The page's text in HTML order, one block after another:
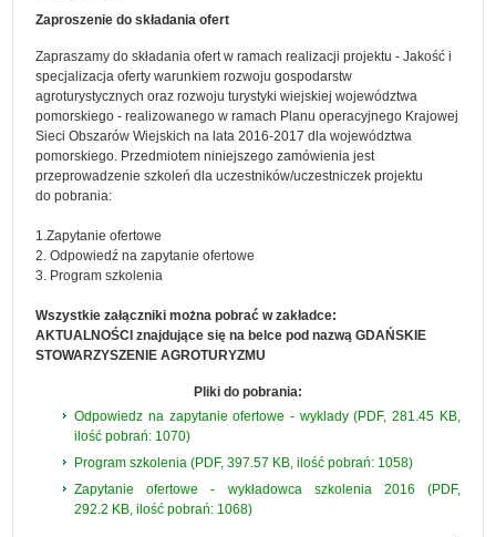
Zaproszenie do składania ofert
Zapraszamy do składania ofert w ramach realizacji projektu - Jakość i
specjalizacja oferty warunkiem rozwoju gospodarstw
agroturystycznych oraz rozwoju turystyki wiejskiej województwa
pomorskiego - realizowanego w ramach Planu operacyjnego Krajowej
Sieci Obszarów Wiejskich na lata 2016-2017 dla województwa
pomorskiego. Przedmiotem niniejszego zamówienia jest
przeprowadzenie szkoleń dla uczestników/uczestniczek projektu
do pobrania:
1.Zapytanie ofertowe
2. Odpowiedź na zapytanie ofertowe
3. Program szkolenia
Wszystkie załączniki można pobrać w zakładce:
AKTUALNOŚCI znajdujące się na belce pod nazwą GDAŃSKIE
STOWARZYSZENIE AGROTURYZMU
Pliki do pobrania:
Odpowiedz na zapytanie ofertowe - wyklady (PDF, 281.45 KB,
ilość pobrań: 1070)
Program szkolenia (PDF, 397.57 KB, ilość pobrań: 1058)
Zapytanie ofertowe - wykładowca szkolenia 2016 (PDF,
292.2 KB, ilość pobrań: 1068)